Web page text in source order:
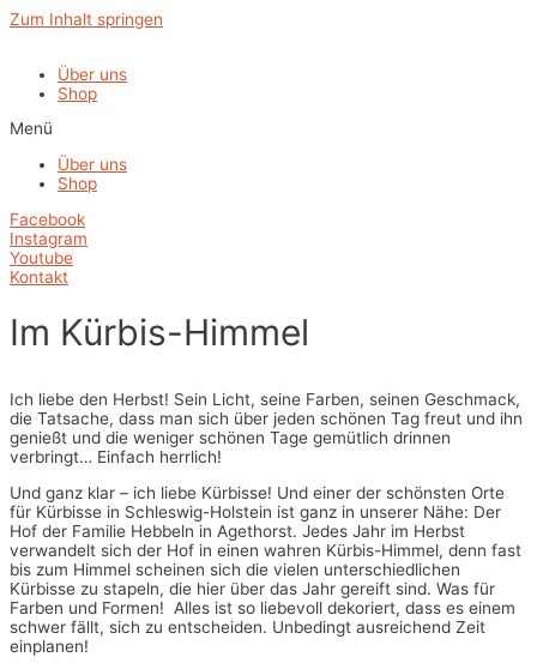
Zum Inhalt springen
Über uns
Shop
Menü
Über uns
Shop
Facebook
Instagram
Youtube
Kontakt
Im Kürbis-Himmel
Ich liebe den Herbst! Sein Licht, seine Farben, seinen Geschmack,
die Tatsache, dass man sich über jeden schönen Tag freut und ihn
genießt und die weniger schönen Tage gemütlich drinnen
verbringt… Einfach herrlich!
Und ganz klar – ich liebe Kürbisse! Und einer der schönsten Orte
für Kürbisse in Schleswig-Holstein ist ganz in unserer Nähe: Der
Hof der Familie Hebbeln in Agethorst. Jedes Jahr im Herbst
verwandelt sich der Hof in einen wahren Kürbis-Himmel, denn fast
bis zum Himmel scheinen sich die vielen unterschiedlichen
Kürbisse zu stapeln, die hier über das Jahr gereift sind. Was für
Farben und Formen! Alles ist so liebevoll dekoriert, dass es einem
schwer fällt, sich zu entscheiden. Unbedingt ausreichend Zeit
einplanen!